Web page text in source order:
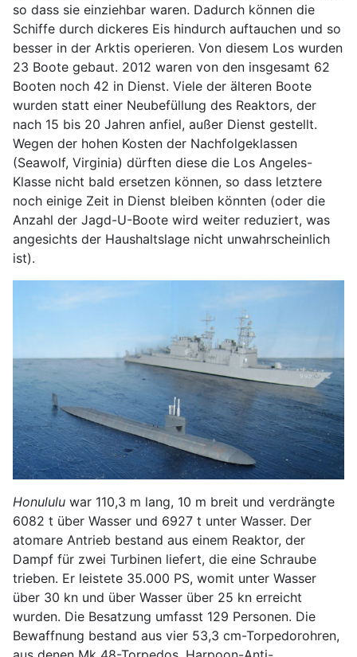
so dass sie einziehbar waren. Dadurch können die
Schiffe durch dickeres Eis hindurch auftauchen und so
besser in der Arktis operieren. Von diesem Los wurden
23 Boote gebaut. 2012 waren von den insgesamt 62
Booten noch 42 in Dienst. Viele der älteren Boote
wurden statt einer Neubefüllung des Reaktors, der
nach 15 bis 20 Jahren anfiel, außer Dienst gestellt.
Wegen der hohen Kosten der Nachfolgeklassen
(Seawolf, Virginia) dürften diese die Los Angeles-
Klasse nicht bald ersetzen können, so dass letztere
noch einige Zeit in Dienst bleiben könnten (oder die
Anzahl der Jagd-U-Boote wird weiter reduziert, was
angesichts der Haushaltslage nicht unwahrscheinlich
ist).
Honululu war 110,3 m lang, 10 m breit und verdrängte
6082 t über Wasser und 6927 t unter Wasser. Der
atomare Antrieb bestand aus einem Reaktor, der
Dampf für zwei Turbinen liefert, die eine Schraube
trieben. Er leistete 35.000 PS, womit unter Wasser
über 30 kn und über Wasser über 25 kn erreicht
wurden. Die Besatzung umfasst 129 Personen. Die
Bewaffnung bestand aus vier 53,3 cm-Torpedorohren,